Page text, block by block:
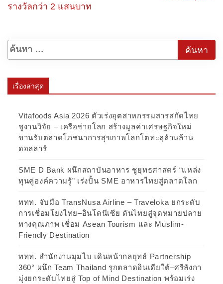
รางวัลกว่า 2 แสนบาท
เรื่องล่าสุด
Vitafoods Asia 2026 ตัวเร่งอุตสาหกรรมสารสกัดไทย
ชูงานวิจัย – เครือข่ายโลก สร้างมูลค่าเศรษฐกิจใหม่
ขานรับตลาดโภชนาการสุขภาพโลกโตทะลุล้านล้าน
ดอลลาร์
SME D Bank ผนึกสถาบันอาหาร ชูยุทธศาสตร์ “แหล่ง
ทุนคู่องค์ความรู้” เร่งปั้น SME อาหารไทยสู่ตลาดโลก
ททท. จับมือ TransNusa Airline – Traveloka ยกระดับ
การเชื่อมโยงไทย–อินโดนีเซีย ดันไทยสู่จุดหมายปลาย
ทางคุณภาพ เชื่อม Asean Tourism และ Muslim-
Friendly Destination
ททท. สำนักงานมุมไบ เดินหน้ากลยุทธ์ Partnership
360° ผนึก Team Thailand รุกตลาดอินเดียใต้–ศรีลังกา
มุ่งยกระดับไทยสู่ Top of Mind Destination พร้อมเร่ง